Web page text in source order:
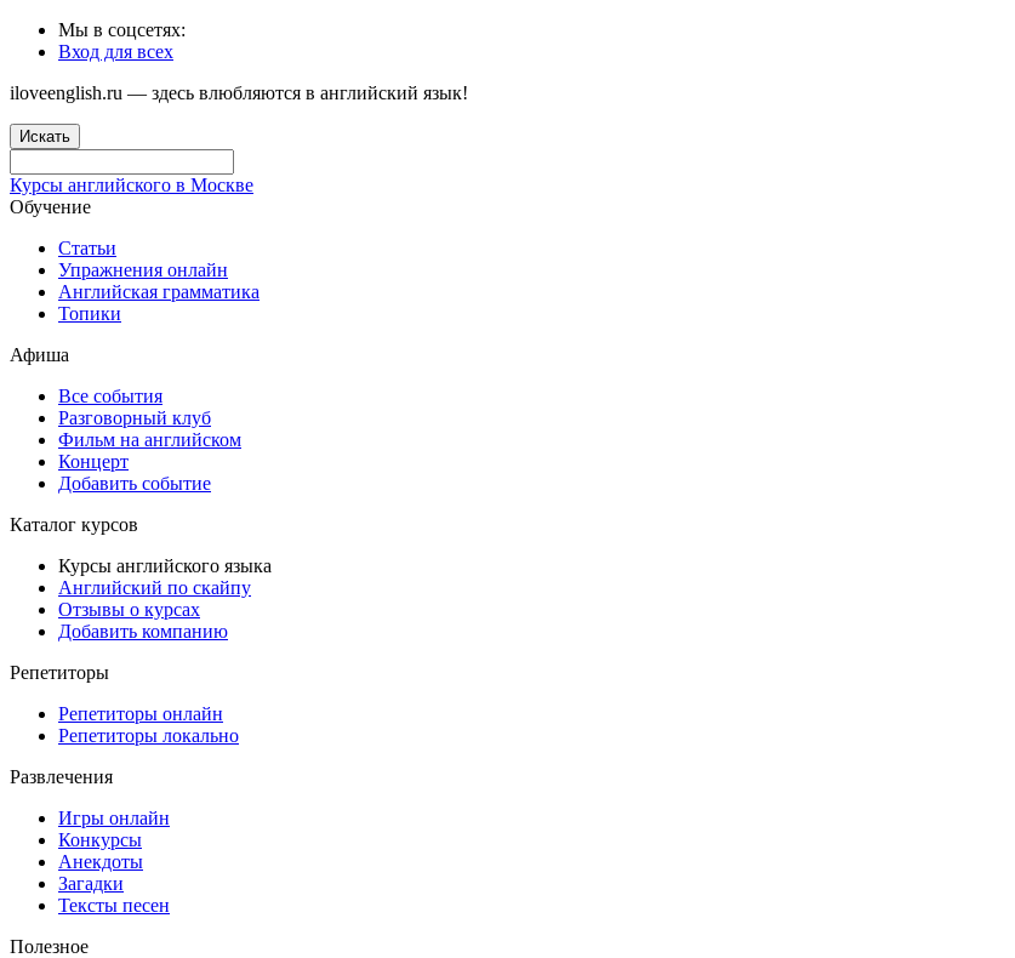
Мы в соцсетях:
Вход для всех
iloveenglish.ru — здесь влюбляются в английский язык!
Искать
Курсы английского в Москве
Обучение
Статьи
Упражнения онлайн
Английская грамматика
Топики
Афиша
Все события
Разговорный клуб
Фильм на английском
Концерт
Добавить событие
Каталог курсов
Курсы английского языка
Английский по скайпу
Отзывы о курсах
Добавить компанию
Репетиторы
Репетиторы онлайн
Репетиторы локально
Развлечения
Игры онлайн
Конкурсы
Анекдоты
Загадки
Тексты песен
Полезное